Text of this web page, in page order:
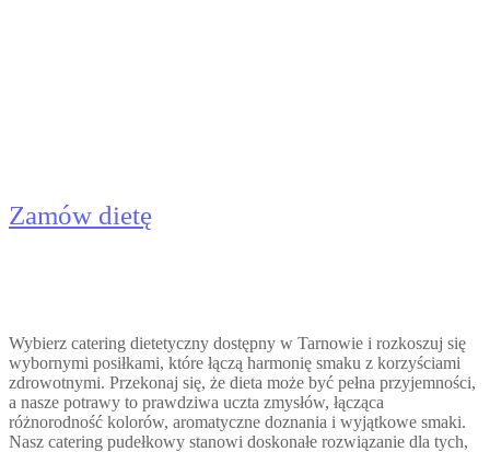
Zamów dietę
Wybierz catering dietetyczny dostępny w Tarnowie i rozkoszuj się
wybornymi posiłkami, które łączą harmonię smaku z korzyściami
zdrowotnymi. Przekonaj się, że dieta może być pełna przyjemności,
a nasze potrawy to prawdziwa uczta zmysłów, łącząca
różnorodność kolorów, aromatyczne doznania i wyjątkowe smaki.
Nasz catering pudełkowy stanowi doskonałe rozwiązanie dla tych,